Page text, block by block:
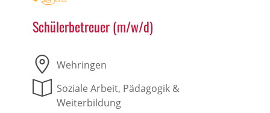
Schülerbetreuer (m/w/d)
Wehringen
Soziale Arbeit, Pädagogik &
Weiterbildung